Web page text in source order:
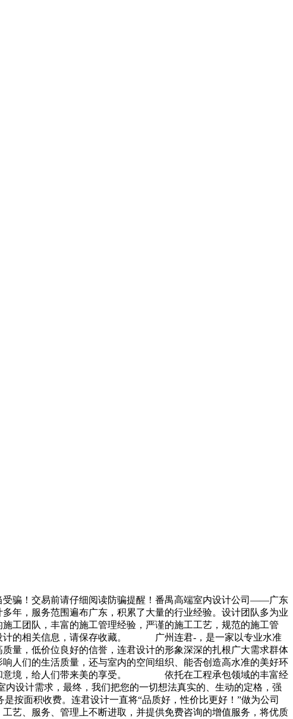
骗！交易前请仔细阅读防骗提醒！番禺高端室内设计公司——广东
服务范围遍布广东，积累了大量的行业经验。设计团队多为业
工团队，丰富的施工管理经验，严谨的施工工艺，规范的施工管
的相关信息，请保存收藏。 广州连君-，是一家以专业水准
量，低价位良好的信誉，连君设计的形象深深的扎根广大需求群体
们的生活质量，还与室内的空间组织、能否创造高水准的美好环
和意境，给人们带来美的享受。 依托在工程承包领域的丰富经
设计需求，最终，我们把您的一切想法真实的、生动的定格，强
面积收费。连君设计一直将“品质好，性价比更好！”做为公司
艺、服务、管理上不断进取，并提供免费咨询的增值服务，将优质